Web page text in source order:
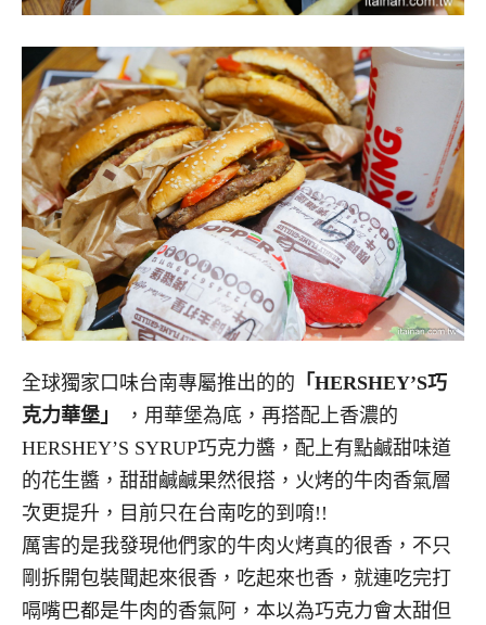
全球獨家口味台南專屬推出的的 「HERSHEY’S巧
克力華堡」
，用華堡為底，再搭配上香濃的
HERSHEY’S SYRUP巧克力醬，配上有點鹹甜味道
的花生醬，甜甜鹹鹹果然很搭，火烤的牛肉香氣層
次更提升，目前只在台南吃的到唷!!
厲害的是我發現他們家的牛肉火烤真的很香，不只
剛拆開包裝聞起來很香，吃起來也香，就連吃完打
嗝嘴巴都是牛肉的香氣阿，本以為巧克力會太甜但